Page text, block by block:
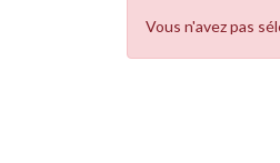
Vous n'avez pas